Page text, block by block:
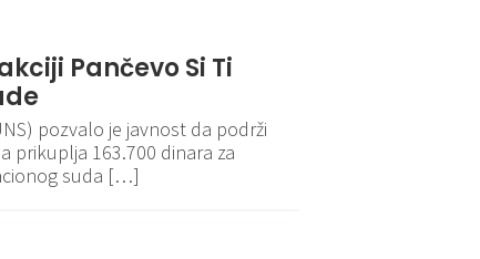
Pančevo Si Ti
pozvalo je javnost da podrži
prikuplja 163.700 dinara za
suda […]